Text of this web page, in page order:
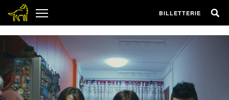
BILLETTERIE